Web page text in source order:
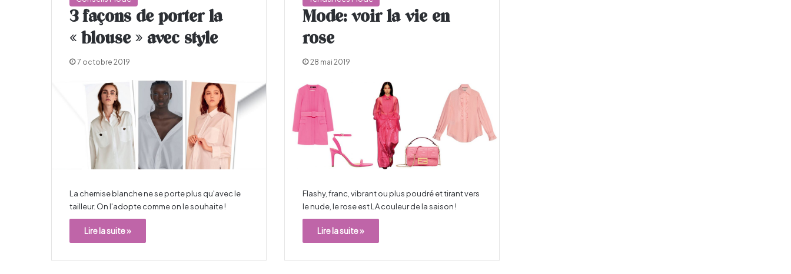
3 façons de porter la
« blouse » avec style
7 octobre 2019
La chemise blanche ne se porte plus qu'avec le
tailleur. On l'adopte comme on le souhaite !
Lire la suite »
Mode: voir la vie en
rose
28 mai 2019
Flashy, franc, vibrant ou plus poudré et tirant vers
le nude, le rose est LA couleur de la saison !
Lire la suite »